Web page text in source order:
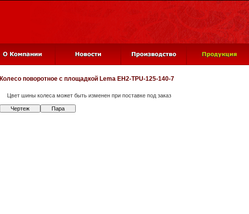
Колесо поворотное с площадкой Lema EH2-TPU-125-140-7
Цвет шины колеса может быть изменен при поставке под заказ
Чертеж Пара